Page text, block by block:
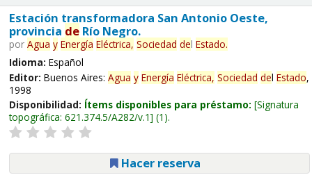
Estación transformadora San Antonio Oeste,
provincia deRío Negro.
por Agua y Energía Eléctrica, Sociedad del Estado.
Idioma: Español
Editor: Buenos Aires: Agua y Energía Eléctrica, Sociedad del Estado,
1998
Disponibilidad: Ítems disponibles para préstamo: Signatura
topográfica: 621.374.5/A282/v.1 (1).
Hacer reserva